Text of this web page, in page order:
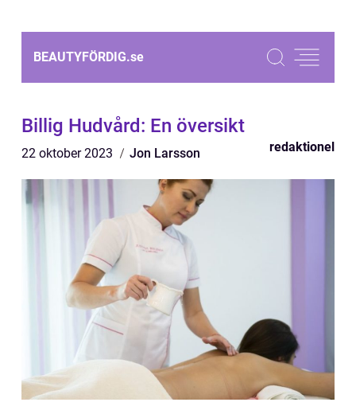
BEAUTYFÖRDIG.se
Billig Hudvård: En översikt
22 oktober 2023 Jon Larsson redaktionel